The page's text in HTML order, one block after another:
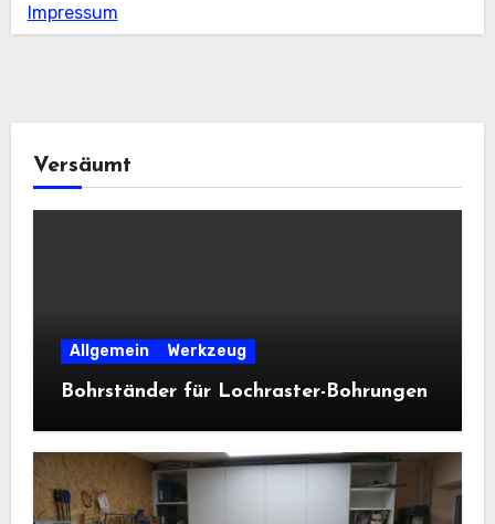
Impressum
Versäumt
Allgemein Werkzeug
Bohrständer für Lochraster-Bohrungen